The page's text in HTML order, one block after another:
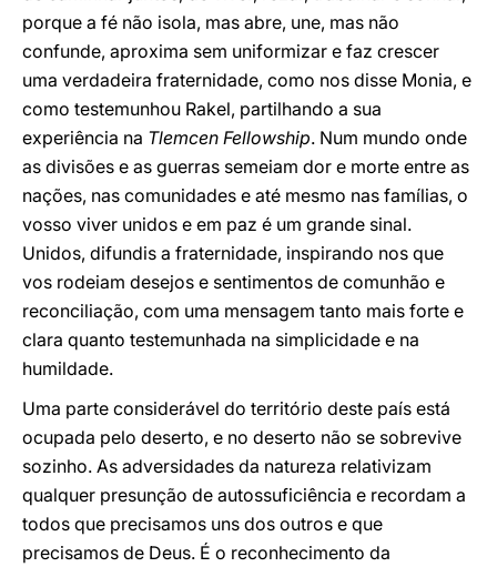
porque a fé não isola, mas abre, une, mas não
confunde, aproxima sem uniformizar e faz crescer
uma verdadeira fraternidade, como nos disse Monia, e
como testemunhou Rakel, partilhando a sua
experiência na Tlemcen Fellowship. Num mundo onde
as divisões e as guerras semeiam dor e morte entre as
nações, nas comunidades e até mesmo nas famílias, o
vosso viver unidos e em paz é um grande sinal.
Unidos, difundis a fraternidade, inspirando nos que
vos rodeiam desejos e sentimentos de comunhão e
reconciliação, com uma mensagem tanto mais forte e
clara quanto testemunhada na simplicidade e na
humildade.
Uma parte considerável do território deste país está
ocupada pelo deserto, e no deserto não se sobrevive
sozinho. As adversidades da natureza relativizam
qualquer presunção de autossuficiência e recordam a
todos que precisamos uns dos outros e que
precisamos de Deus. É o reconhecimento da